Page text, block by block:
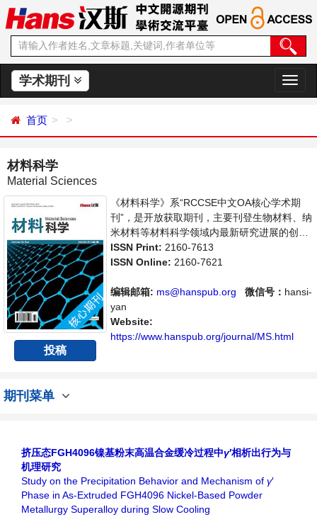
学术期刊
切
换
首页
材料科学
Material Sciences
投稿
《材料科学》系“RCCSE中文OA核心学术期
刊”，是开放获取期刊，主要刊登生物材料、纳
米材料等材料科学领域内最新研究进展的创造
性论文和评论性文章。本刊支持思想创新、学
术创新，倡导科学，繁荣学术，集学术性、思
者、科研人员提供一个传播、分享和讨论材料
科学领域内不同方向问题与发展的交流平台。
ISSN Print: 2160-7613
ISSN Online: 2160-7621
编辑邮箱: ms@hanspub.org 微信号： hansi-
yan
Website:
https://www.hanspub.org/journal/MS.html
期刊菜单
挤压态FGH4096镍基粉末高温合金缓冷过程中γ′相析出行为与
机理研究
Study on the Precipitation Behavior and Mechanism of γ′
Phase in As‑Extruded FGH4096 Nickel‑Based Powder
Metallurgy Superalloy during Slow Cooling